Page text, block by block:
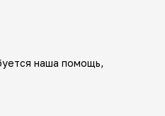
наша помощь,